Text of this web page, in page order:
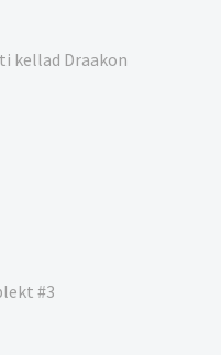
kellad Draakon
#3